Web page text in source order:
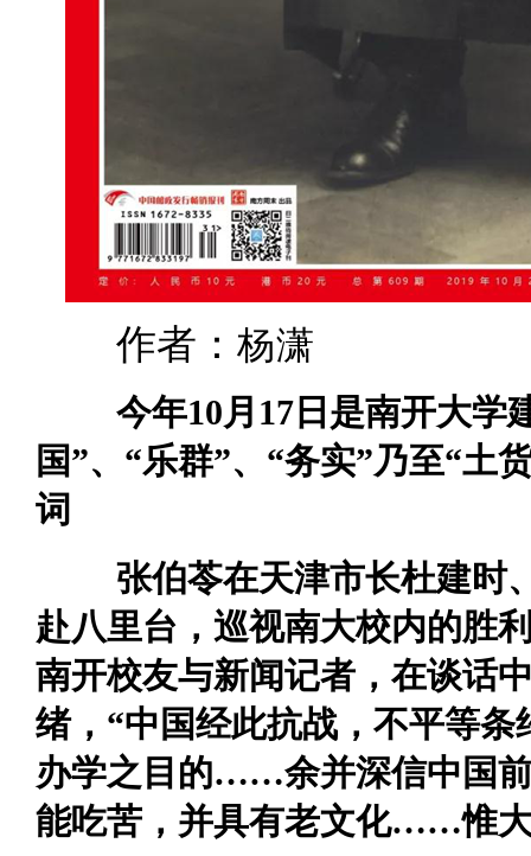
作者： 杨潇
今年10月17日是南开大学
国”、“乐群”、“务实”乃至“土
词
张伯苓在天津市长杜建时
赴八里台，巡视南大校内的胜
南开校友与新闻记者，在谈话
绪，“中国经此抗战，不平等
办学之目的……余并深信中国
能吃苦，并具有老文化……惟